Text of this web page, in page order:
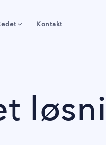
Kontakt